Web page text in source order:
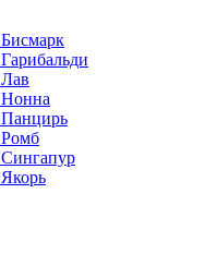
Нонна
Панцирь
Ромб